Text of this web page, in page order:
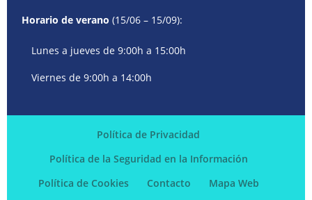
Horario de verano (15/06 – 15/09):
Lunes a jueves de 9:00h a 15:00h
Viernes de 9:00h a 14:00h
Política de Privacidad
Política de la Seguridad en la Información
Política de Cookies
Contacto
Mapa Web